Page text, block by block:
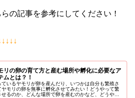
の記事を参考にしてください！
リの卵の育て方と産む場所や孵化に必要なア
ムとは？！
ているヤモリが卵を産んだり、いつかは自分も繁殖さ
ヤモリの卵を無事に孵化させてみたい！どうやって繁
せるのか、どんな場所で卵を産むのかなど、どうやっ